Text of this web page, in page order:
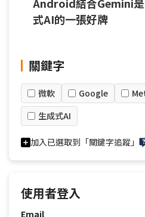
式AI的一張好牌
關鍵字
微軟 Google
生成式AI
加入已選取到「關鍵字追蹤」
使用者登入
Email